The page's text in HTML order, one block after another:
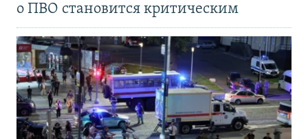
о ПВО становится критическим